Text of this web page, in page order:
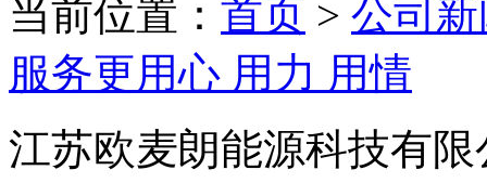
当前位置： 首页 > 公司
服务更用心 用力 用情
江苏欧麦朗能源科技有